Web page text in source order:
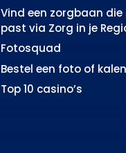
Vind een zorgbaan die
past via Zorg in je
Fotosquad
Bestel een foto of
Top 10 casino’s